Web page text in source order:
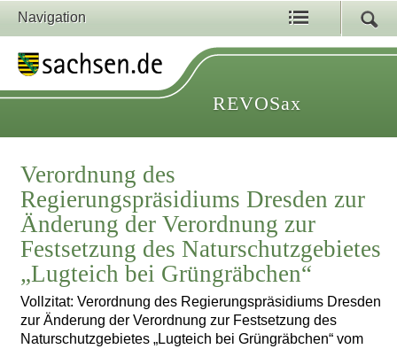
Navigation
REVOSax
Verordnung des
Regierungspräsidiums Dresden zur
Änderung der Verordnung zur
Festsetzung des Naturschutzgebietes
„Lugteich bei Grüngräbchen“
Vollzitat: Verordnung des Regierungspräsidiums Dresden
zur Änderung der Verordnung zur Festsetzung des
Naturschutzgebietes „Lugteich bei Grüngräbchen“ vom